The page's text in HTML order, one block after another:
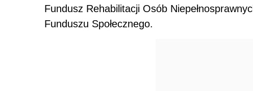
Fundusz Rehabilitacji Osób
Funduszu Społecznego.